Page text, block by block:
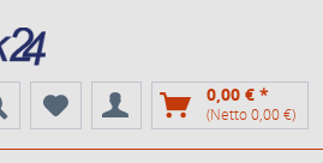
0,00 € *
(Netto 0,00 €)